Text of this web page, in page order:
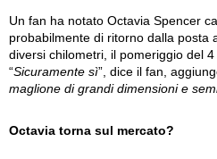
Un fan ha notato Octavia Spencer
probabilmente di ritorno dalla posta
diversi chilometri, il pomeriggio del
“Sicuramente sì”, dice il fan,
maglione di grandi dimensioni e
Octavia torna sul mercato?